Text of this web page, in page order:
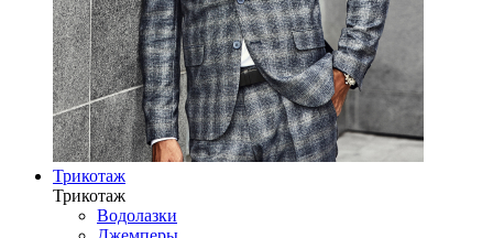
Трикотаж
Трикотаж
Водолазки